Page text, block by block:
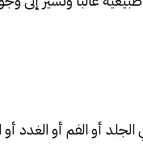
الجلد أو الفم أو الغدد